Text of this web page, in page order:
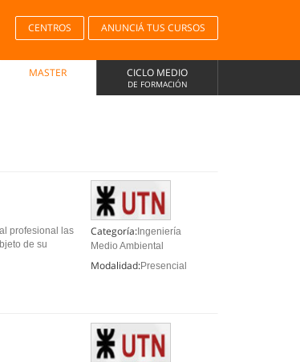
CENTROS ANUNCIÁ TUS CURSOS
MASTER CICLO MEDIO
DE FORMACIÓN
Categoría: Ingeniería
Medio Ambiental
Modalidad:Presencial
profesional las
de su